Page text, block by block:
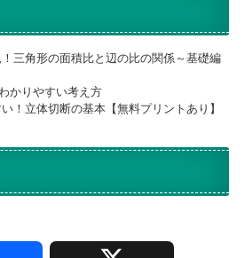
三角形の面積比と辺の比の関係～基礎編
かりやすい考え方
！立体切断の基本【無料プリントあり】